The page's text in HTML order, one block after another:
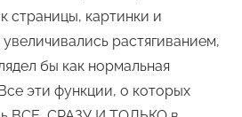
страницы, картинки и
растягиванием,
бы как нормальная
эти функции, о которых